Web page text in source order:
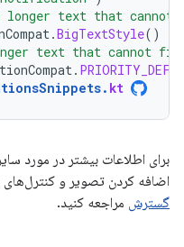
longer text that
.BigTextStyle()
text that cannot
.
. kt
برای اطلاعات بیشتر در مورد
اضافه کردن تصویر و
گسترش مراجعه کنید.